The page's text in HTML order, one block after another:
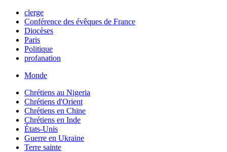
clerge
Conférence des évêques de France
Diocèses
Paris
Politique
profanation
Monde
Chrétiens au Nigeria
Chrétiens d'Orient
Chrétiens en Chine
Chrétiens en Inde
États-Unis
Guerre en Ukraine
Terre sainte